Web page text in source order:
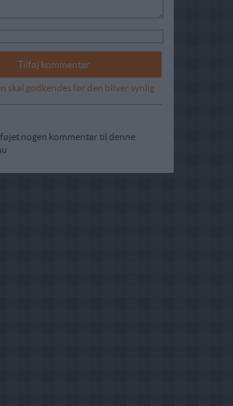
skal godkendes før den bliver synlig
nogen kommentar til denne